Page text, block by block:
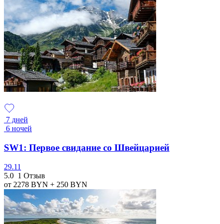
7 дней
6 ночей
SW1: Первое свидание со Швейцарией
29.11
5.0 1 Отзыв
от 2278 BYN + 250 BYN